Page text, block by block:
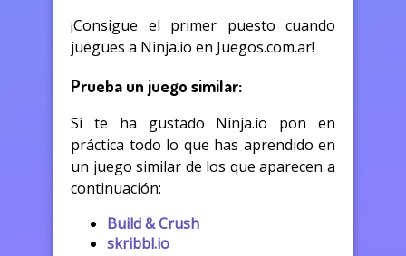
¡Consigue el primer puesto cuando
juegues a Ninja.io en Juegos.com.ar!
Prueba un juego similar:
Si te ha gustado Ninja.io pon en
práctica todo lo que has aprendido en
un juego similar de los que aparecen a
continuación:
Build & Crush
skribbl.io